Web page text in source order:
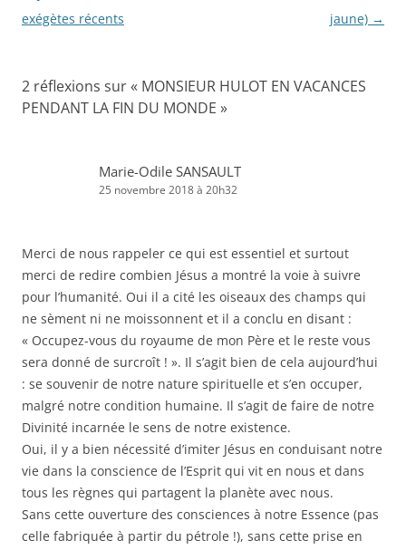
des
exégètes récents
jaune) →
2 réflexions sur « MONSIEUR HULOT EN VACANCES
PENDANT LA FIN DU MONDE »
Marie-Odile SANSAULT
25 novembre 2018 à 20h32
Merci de nous rappeler ce qui est essentiel et surtout
merci de redire combien Jésus a montré la voie à suivre
pour l’humanité. Oui il a cité les oiseaux des champs qui
ne sèment ni ne moissonnent et il a conclu en disant :
« Occupez-vous du royaume de mon Père et le reste vous
sera donné de surcroît ! ». Il s’agit bien de cela aujourd’hui
: se souvenir de notre nature spirituelle et s’en occuper,
malgré notre condition humaine. Il s’agit de faire de notre
Divinité incarnée le sens de notre existence.
Oui, il y a bien nécessité d’imiter Jésus en conduisant notre
vie dans la conscience de l’Esprit qui vit en nous et dans
tous les règnes qui partagent la planète avec nous.
Sans cette ouverture des consciences à notre Essence (pas
celle fabriquée à partir du pétrole !), sans cette prise en